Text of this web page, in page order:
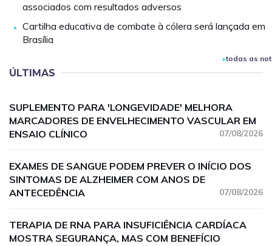
associados com resultados adversos
Cartilha educativa de combate à cólera será lançada em
Brasília
todas as
ÚLTIMAS
SUPLEMENTO PARA 'LONGEVIDADE' MELHORA
MARCADORES DE ENVELHECIMENTO VASCULAR EM
ENSAIO CLÍNICO
07/08/2026
EXAMES DE SANGUE PODEM PREVER O INÍCIO DOS
SINTOMAS DE ALZHEIMER COM ANOS DE
ANTECEDÊNCIA
07/08/2026
TERAPIA DE RNA PARA INSUFICIÊNCIA CARDÍACA
MOSTRA SEGURANÇA, MAS COM BENEFÍCIO